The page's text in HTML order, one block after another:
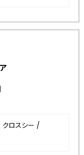
クロスシー /